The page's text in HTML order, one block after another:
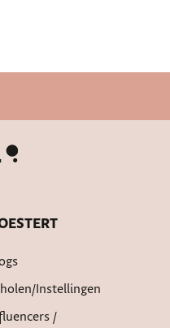
instellingen
/